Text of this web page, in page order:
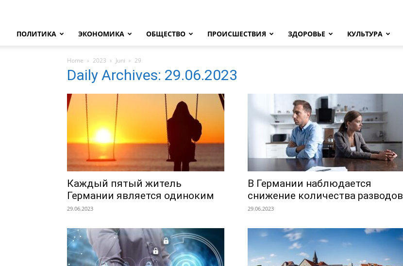
ПОЛИТИКА ЭКОНОМИКА ОБЩЕСТВО ПРОИСШЕСТВИЯ ЗДОРОВЬЕ КУЛЬТУРА
Home 2023 Juni 29
Daily Archives: 29.06.2023
Каждый пятый житель
Германии является одиноким
29.06.2023
В Германии наблюдается
снижение количества разводов
29.06.2023